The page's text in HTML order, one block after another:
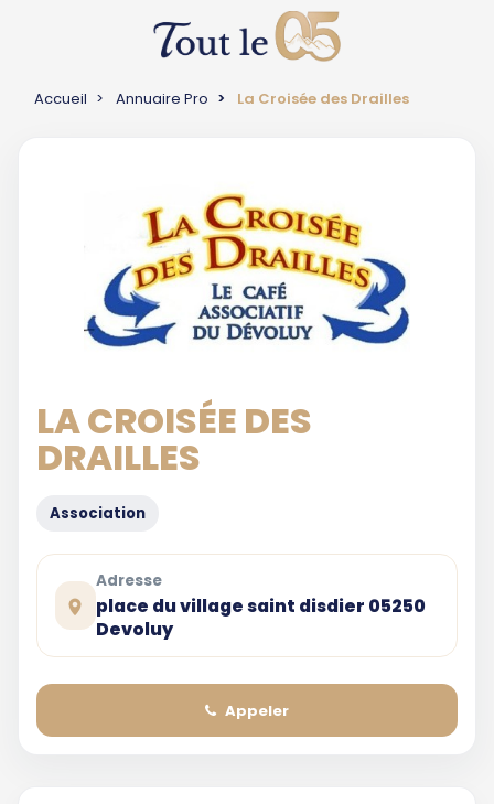
Accueil Annuaire Pro La Croisée des Drailles
LA CROISÉE DES
DRAILLES
Association
Adresse
place du village saint disdier 05250
Devoluy
Appeler